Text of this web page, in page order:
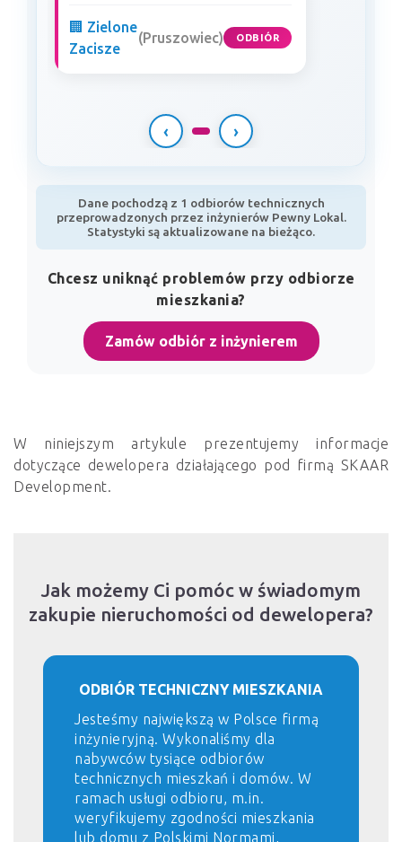
🏢 Zielone
Zacisze
(Pruszowiec) ODBIÓR
‹ ›
Dane pochodzą z 1 odbiorów technicznych
przeprowadzonych przez inżynierów Pewny Lokal.
Statystyki są aktualizowane na bieżąco.
Chcesz uniknąć problemów przy odbiorze
mieszkania?
Zamów odbiór z inżynierem
W niniejszym artykule prezentujemy informacje
dotyczące dewelopera działającego pod firmą SKAAR
Development.
Jak możemy Ci pomóc w świadomym
zakupie nieruchomości od dewelopera?
ODBIÓR TECHNICZNY MIESZKANIA
Jesteśmy największą w Polsce firmą
inżynieryjną. Wykonaliśmy dla
nabywców tysiące odbiorów
technicznych mieszkań i domów. W
ramach usługi odbioru, m.in.
weryfikujemy zgodności mieszkania
lub domu z Polskimi Normami,